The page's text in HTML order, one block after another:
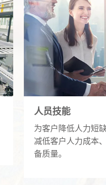
人员技能
为客户降低人力短缺
减低客户人力成本
备质量。